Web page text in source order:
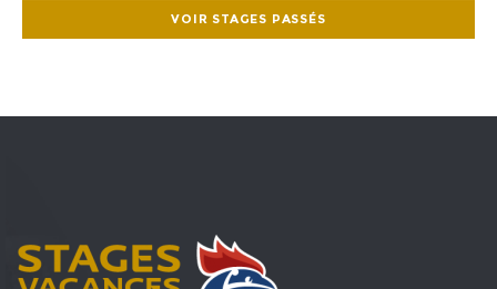
VOIR STAGES PASSÉS